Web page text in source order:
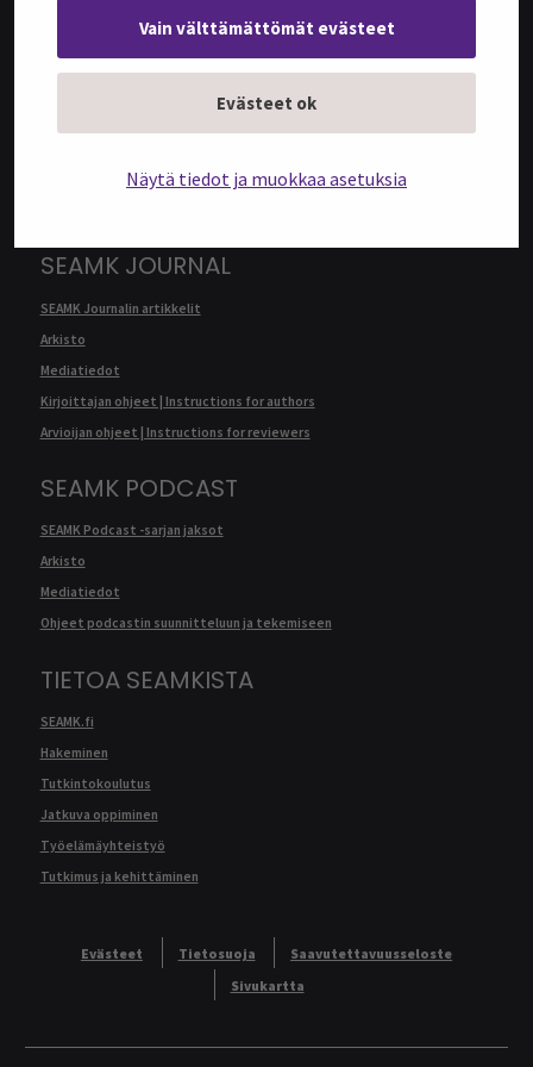
Vain välttämättömät evästeet
Evästeet ok
Näytä tiedot ja muokkaa asetuksia
@SEAMK-VERKKOLEHTI
SEAMK JOURNAL
SEAMK Journalin artikkelit
Arkisto
Mediatiedot
Kirjoittajan ohjeet | Instructions for authors
Arvioijan ohjeet | Instructions for reviewers
SEAMK PODCAST
SEAMK Podcast -sarjan jaksot
Arkisto
Mediatiedot
Ohjeet podcastin suunnitteluun ja tekemiseen
TIETOA SEAMKISTA
SEAMK.fi
Hakeminen
Tutkintokoulutus
Jatkuva oppiminen
Työelämäyhteistyö
Tutkimus ja kehittäminen
Evästeet Tietosuoja
Saavutettavuusseloste
Sivukartta